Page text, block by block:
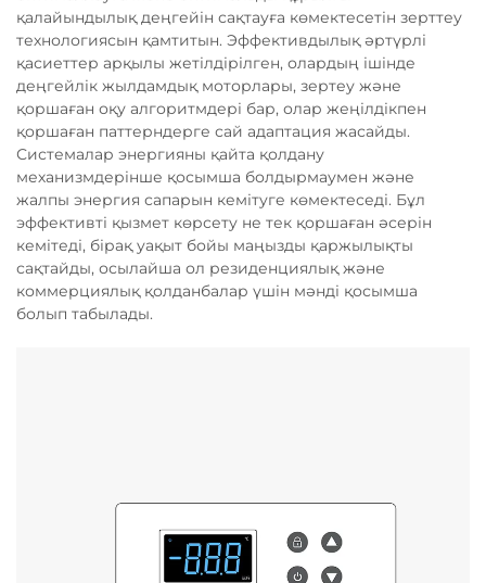
қалайындылық деңгейін сақтауға көмектесетін зерттеу
технологиясын қамтитын. Эффективдылық әртүрлі
қасиеттер арқылы жетілдірілген, олардың ішінде
деңгейлік жылдамдық моторлары, зертеу және
қоршаған оқу алгоритмдері бар, олар жеңілдікпен
қоршаған паттерндерге сай адаптация жасайды.
Системалар энергияны қайта қолдану
механизмдерінше қосымша болдырмаумен және
жалпы энергия сапарын кемітуге көмектеседі. Бұл
эффективті қызмет көрсету не тек қоршаған әсерін
кемітеді, бірақ уақыт бойы маңызды қаржылықты
сақтайды, осылайша ол резиденциялық және
коммерциялық қолданбалар үшін мәнді қосымша
болып табылады.